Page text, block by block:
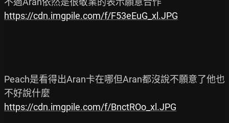
https://cdn.imgpile.com/f/F53eEuG_xl.JPG
Peach是看得出Aran卡在哪但Aran都沒說不願意了他也
https://cdn.imgpile.com/f/BnctROo_xl.JPG